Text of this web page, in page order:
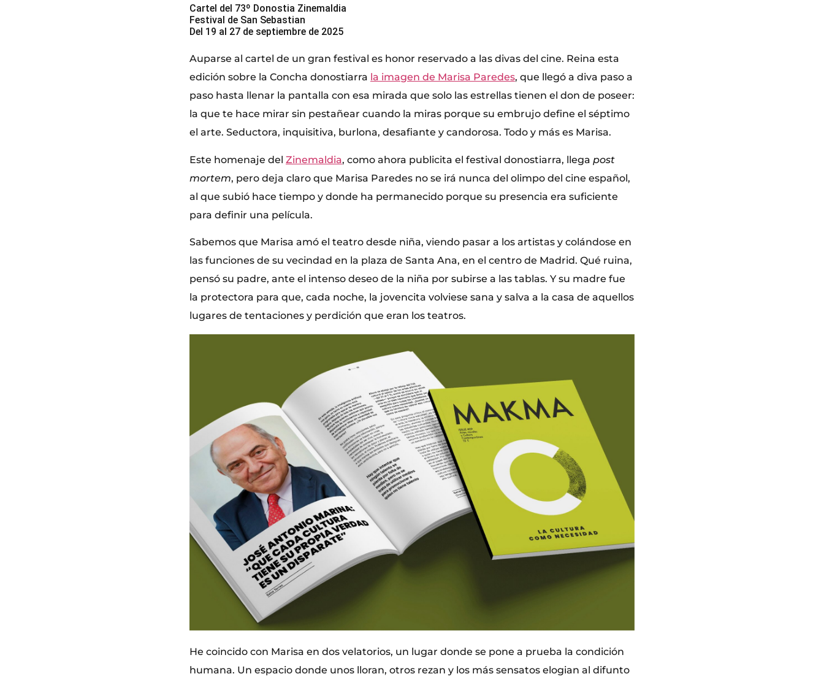
Cartel del 73º Donostia Zinemaldia
Festival de San Sebastian
Del 19 al 27 de septiembre de 2025
Auparse al cartel de un gran festival es honor reservado a las divas del cine. Reina esta
edición sobre la Concha donostiarra la imagen de Marisa Paredes, que llegó a diva paso a
paso hasta llenar la pantalla con esa mirada que solo las estrellas tienen el don de poseer:
la que te hace mirar sin pestañear cuando la miras porque su embrujo define el séptimo
el arte. Seductora, inquisitiva, burlona, desafiante y candorosa. Todo y más es Marisa.
Este homenaje del Zinemaldia, como ahora publicita el festival donostiarra, llega post
mortem, pero deja claro que Marisa Paredes no se irá nunca del olimpo del cine español,
al que subió hace tiempo y donde ha permanecido porque su presencia era suficiente
para definir una película.
Sabemos que Marisa amó el teatro desde niña, viendo pasar a los artistas y colándose en
las funciones de su vecindad en la plaza de Santa Ana, en el centro de Madrid. Qué ruina,
pensó su padre, ante el intenso deseo de la niña por subirse a las tablas. Y su madre fue
la protectora para que, cada noche, la jovencita volviese sana y salva a la casa de aquellos
lugares de tentaciones y perdición que eran los teatros.
He coincido con Marisa en dos velatorios, un lugar donde se pone a prueba la condición
humana. Un espacio donde unos lloran, otros rezan y los más sensatos elogian al difunto